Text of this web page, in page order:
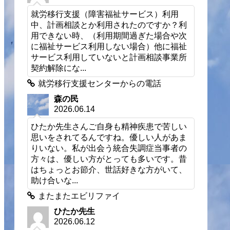
就労移行支援（障害福祉サービス）利用
中、計画相談とか利用されたのですか？利
用できない時、（利用期間過ぎた場合や次
に福祉サービス利用しない場合）他に福祉
サービス利用していないと計画相談事業所
契約解除にな...
就労移行支援センターからの電話
森の民
2026.06.14
ひたか先生さんご自身も精神疾患で苦しい
思いをされてるんですね。優しい人があま
りいない。私が出会う統合失調症当事者の
方々は、優しい方がとっても多いです。昔
はちょっとお節介、世話好きな方がいて、
助け合いな...
またまたエビリファイ
ひたか先生
2026.06.12